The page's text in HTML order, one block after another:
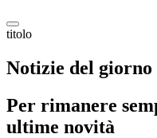
titolo
Notizie del giorno
Per rimanere
ultime novità